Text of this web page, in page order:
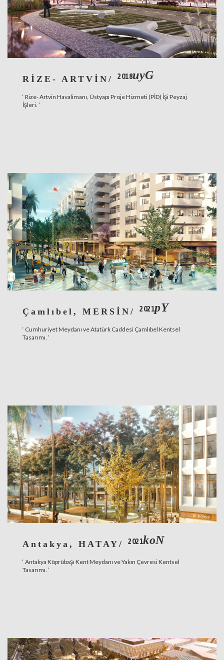
RİZE- ARTVİN/ 2018uyG
‘ Rize- Artvin Havalimanı, Üstyapı Proje Hizmeti (PİD) İşi Peyzaj
İşleri. ’
Çamlıbel, MERSİN/ 2021pY
‘ Cumhuriyet Meydanı ve Atatürk Caddesi Çamlıbel Kentsel
Tasarımı. ’
Antakya, HATAY/ 2021koN
‘ Antakya Köprübaşı Kent Meydanı ve Yakın Çevresi Kentsel
Tasarımı. ’